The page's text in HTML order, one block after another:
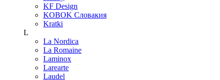
KF Design
KOBOK Словакия
Kratki
L
La Nordica
La Romaine
Laminox
Larearte
Laudel